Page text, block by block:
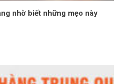
nhờ biết những mẹo này